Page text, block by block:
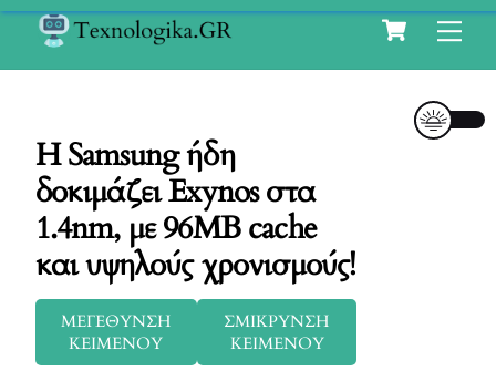
Skip
Cart
H Samsung ήδη
δοκιμάζει Exynos στα
1.4nm, με 96MB cache
και υψηλούς χρονισμούς!
ΜΕΓΕΘΥΝΣΗ
ΚΕΙΜΕΝΟΥ
ΣΜΙΚΡΥΝΣΗ
ΚΕΙΜΕΝΟΥ